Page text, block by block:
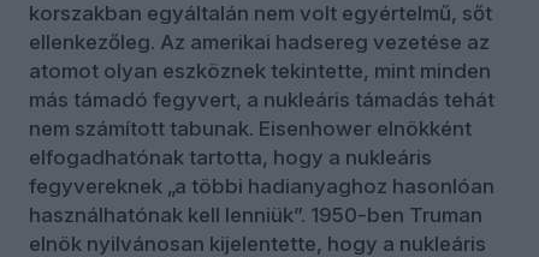
korszakban egyáltalán nem volt egyértelmű, sőt
ellenkezőleg. Az amerikai hadsereg vezetése az
atomot olyan eszköznek tekintette, mint minden
más támadó fegyvert, a nukleáris támadás tehát
nem számított tabunak. Eisenhower elnökként
elfogadhatónak tartotta, hogy a nukleáris
fegyvereknek „a többi hadianyaghoz hasonlóan
használhatónak kell lenniük”. 1950-ben Truman
elnök nyilvánosan kijelentette, hogy a nukleáris